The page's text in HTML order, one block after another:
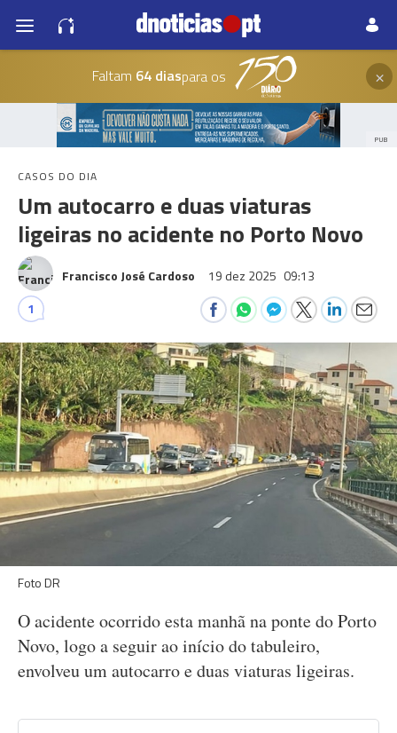
Faltam 64 diaspara os ×
PUB
CASOS DO DIA
Um autocarro e duas viaturas
ligeiras no acidente no Porto Novo
Francisco José Cardoso 19 dez 2025 09:13
1
Foto DR
O acidente ocorrido esta manhã na ponte do Porto
Novo, logo a seguir ao início do tabuleiro,
envolveu um autocarro e duas viaturas ligeiras.